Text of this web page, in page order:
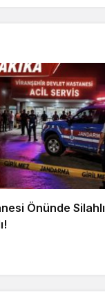
Önünde Silahlı